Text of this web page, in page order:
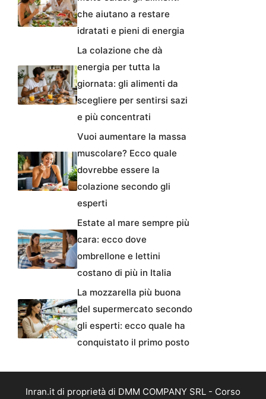
che aiutano a restare
idratati e pieni di energia
La colazione che dà
energia per tutta la
giornata: gli alimenti da
scegliere per sentirsi sazi
e più concentrati
Vuoi aumentare la massa
muscolare? Ecco quale
dovrebbe essere la
colazione secondo gli
esperti
Estate al mare sempre più
cara: ecco dove
ombrellone e lettini
costano di più in Italia
La mozzarella più buona
del supermercato secondo
gli esperti: ecco quale ha
conquistato il primo posto
Inran.it di proprietà di DMM COMPANY SRL - Corso